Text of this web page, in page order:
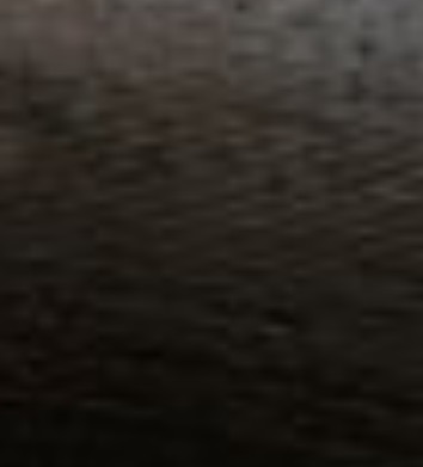
anonym. Diese Informationen helfen uns